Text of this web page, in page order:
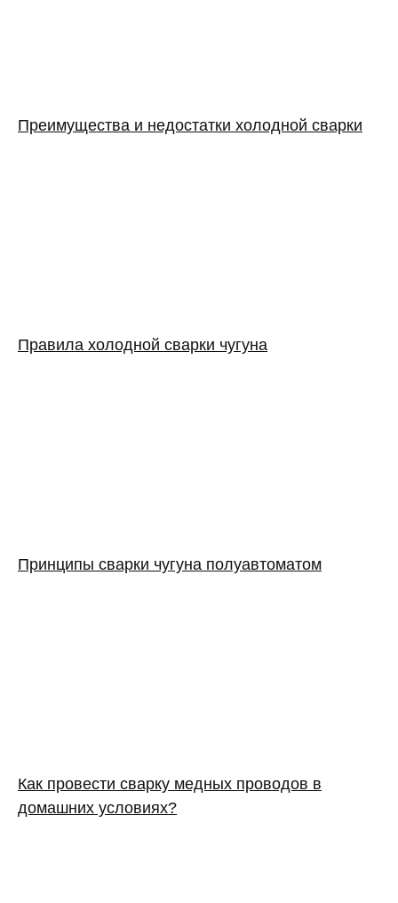
Преимущества и недостатки холодной сварки
Правила холодной сварки чугуна
Принципы сварки чугуна полуавтоматом
Как провести сварку медных проводов в
домашних условиях?